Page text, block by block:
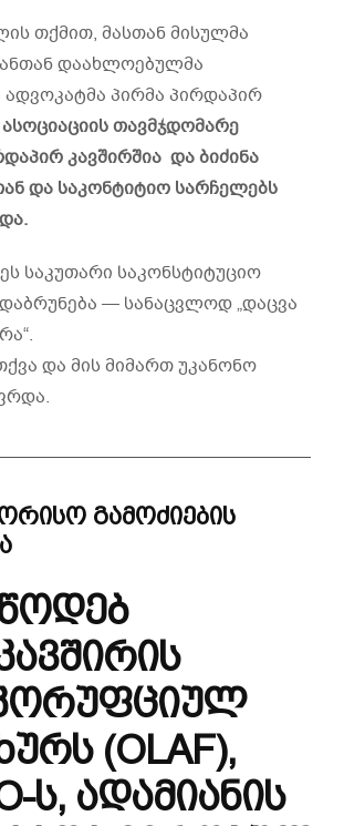
თქმით, მასთან მისულმა
დაახლოებულმა
ადვოკატმა პირმა პირდაპირ
ასოციაციისთავმჯდომარე
კავშირშია დაბიძინა
და საკონტიტიო სარჩელებს
საკუთარი საკონსტიტუციო
— სანაცვლოდ „დაცვა
და მის მიმართ უკანონო
გამოძიების
(OLAF),
ს, ადამიანის